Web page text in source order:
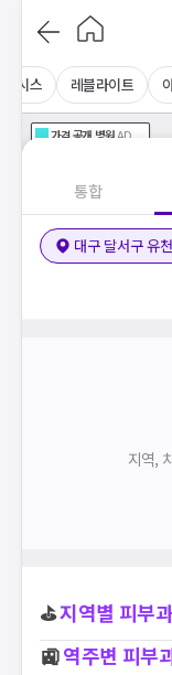
제네시스 레블라이트
가격공개 병원AD
통합
대구 달서구 유
지역,
⛳지역별 피부
🚉역주변 피부